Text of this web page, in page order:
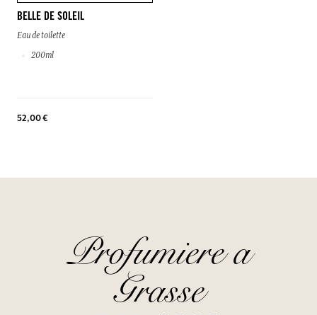
BELLE DE SOLEIL
Eau de toilette
200ml
52,00 €
Profumiere a
Grasse